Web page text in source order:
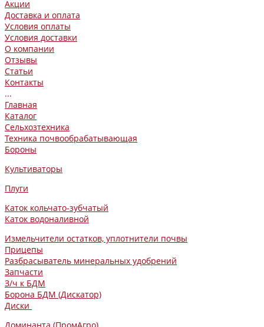
Акции
Доставка и оплата
Условия оплаты
Условия доставки
О компании
Отзывы
Статьи
Контакты
...
Главная
Каталог
Сельхозтехника
Техника почвообрабатывающая
Бороны
Культиваторы
Плуги
Каток кольчато-зубчатый
Каток водоналивной
Измельчители остатков, уплотнители почвы
Прицепы
Разбрасыватель минеральных удобрений
Запчасти
З/ч к БДМ
Борона БДМ (Дискатор)
Диски